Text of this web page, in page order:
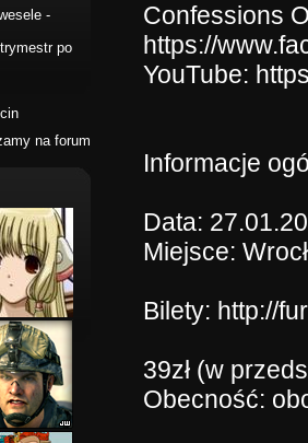
-
po
na forum
Confessions
https://
YouTube:
Informacje
Data:
Miejsce:
Bilety: http://
39zł (w
Obecność: